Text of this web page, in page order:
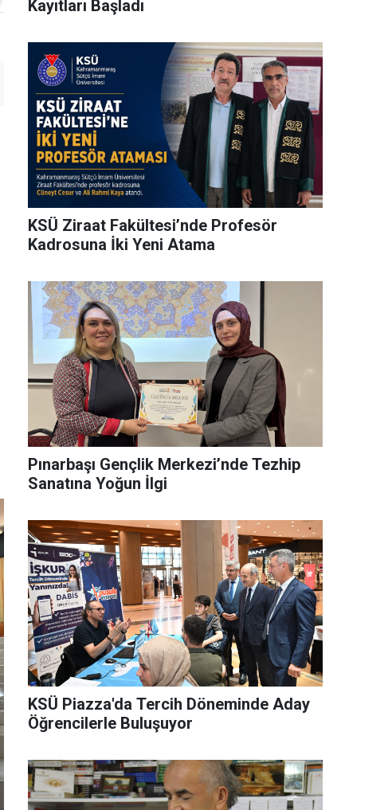
Kayıtları Başladı
KSÜ Ziraat Fakültesi’nde Profesör
Kadrosuna İki Yeni Atama
Pınarbaşı Gençlik Merkezi’nde Tezhip
Sanatına Yoğun İlgi
KSÜ Piazza'da Tercih Döneminde Aday
Öğrencilerle Buluşuyor